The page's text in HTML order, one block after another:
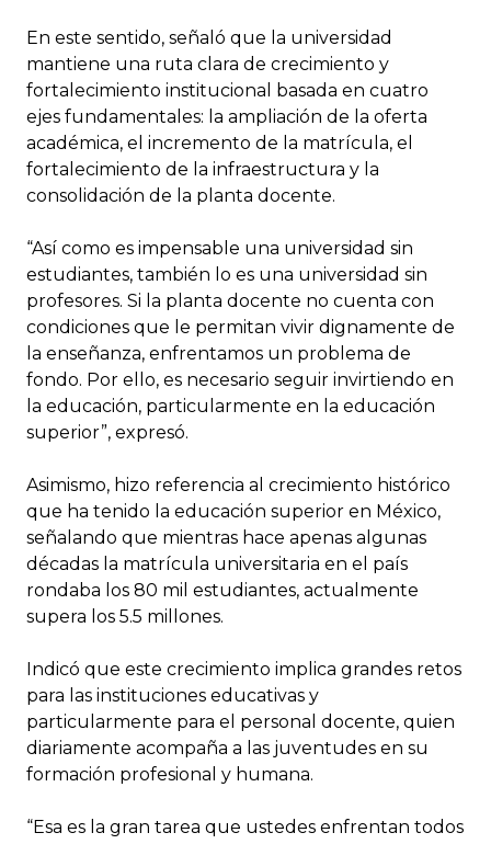
En este sentido, señaló que la universidad
mantiene una ruta clara de crecimiento y
fortalecimiento institucional basada en cuatro
ejes fundamentales: la ampliación de la oferta
académica, el incremento de la matrícula, el
fortalecimiento de la infraestructura y la
consolidación de la planta docente.
“Así como es impensable una universidad sin
estudiantes, también lo es una universidad sin
profesores. Si la planta docente no cuenta con
condiciones que le permitan vivir dignamente de
la enseñanza, enfrentamos un problema de
fondo. Por ello, es necesario seguir invirtiendo en
la educación, particularmente en la educación
superior”, expresó.
Asimismo, hizo referencia al crecimiento histórico
que ha tenido la educación superior en México,
señalando que mientras hace apenas algunas
décadas la matrícula universitaria en el país
rondaba los 80 mil estudiantes, actualmente
supera los 5.5 millones.
Indicó que este crecimiento implica grandes retos
para las instituciones educativas y
particularmente para el personal docente, quien
diariamente acompaña a las juventudes en su
formación profesional y humana.
“Esa es la gran tarea que ustedes enfrentan todos